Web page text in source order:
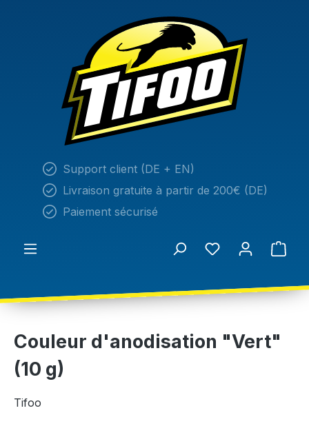
Support client (DE + EN)
Livraison gratuite à partir de 200€ (DE)
Paiement sécurisé
Couleur d'anodisation "Vert"
(10 g)
Tifoo